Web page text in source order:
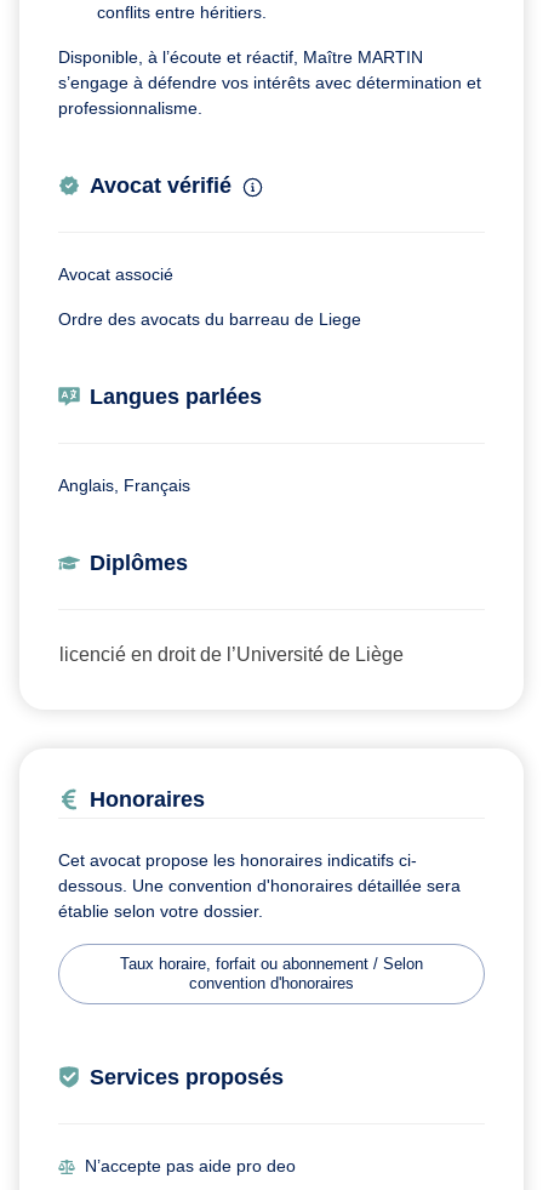
conflits entre héritiers.
Disponible, à l’écoute et réactif, Maître MARTIN
s’engage à défendre vos intérêts avec détermination et
professionnalisme.
Avocat vérifié
Avocat associé
Ordre des avocats du barreau de Liege
Langues parlées
Anglais, Français
Diplômes
licencié en droit de l’Université de Liège
Honoraires
Cet avocat propose les honoraires indicatifs ci-
dessous. Une convention d'honoraires détaillée sera
établie selon votre dossier.
Taux horaire, forfait ou abonnement / Selon
convention d'honoraires
Services proposés
N’accepte pas aide pro deo